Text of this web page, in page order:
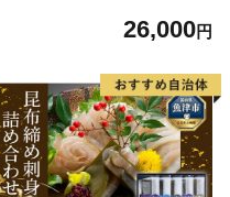
市 / 株式会社ソラアオ［BSB
26,000円